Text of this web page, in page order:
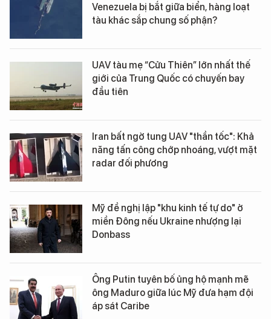
Venezuela bị bắt giữa biển, hàng loạt
tàu khác sắp chung số phận?
UAV tàu mẹ “Cửu Thiên” lớn nhất thế
giới của Trung Quốc có chuyến bay
đầu tiên
Iran bất ngờ tung UAV "thần tốc": Khả
năng tấn công chớp nhoáng, vượt mặt
radar đối phương
Mỹ đề nghị lập "khu kinh tế tự do" ở
miền Đông nếu Ukraine nhượng lại
Donbass
Ông Putin tuyên bố ủng hộ mạnh mẽ
ông Maduro giữa lúc Mỹ đưa hạm đội
áp sát Caribe